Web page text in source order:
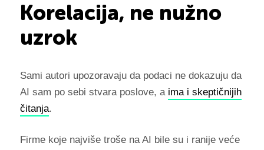
Korelacija, ne nužno
uzrok
Sami autori upozoravaju da podaci ne dokazuju da
AI sam po sebi stvara poslove, a ima i skeptičnijih
čitanja.
Firme koje najviše troše na AI bile su i ranije veće